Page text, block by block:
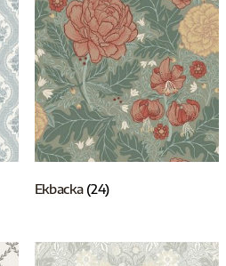
Ekbacka (24)